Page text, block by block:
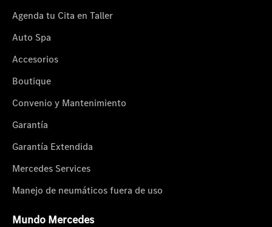
Agenda tu Cita en Taller
Auto Spa
Accesorios
Boutique
Convenio y Mantenimiento
Garantía
Garantía Extendida
Mercedes Services
Manejo de neumáticos fuera de uso
Mundo Mercedes